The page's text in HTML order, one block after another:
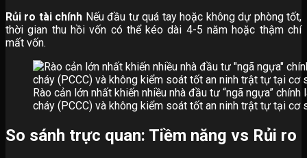
Rủi ro tài chính Nếu đầu tư quá tay hoặc không dự phòng tốt,
thời gian thu hồi vốn có thể kéo dài 4-5 năm hoặc thậm chí
mất vốn.
Rào cản lớn nhất khiến nhiều nhà đầu tư “ngã ngựa”
cháy (PCCC) và không kiểm soát tốt an ninh trật tự tại cơ
So sánh trực quan: Tiềm năng vs Rủi ro